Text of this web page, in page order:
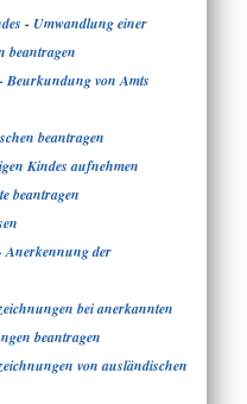
- Umwandlung einer
beantragen
Beurkundung von Amts
beantragen
Kindes aufnehmen
beantragen
Anerkennung der
bei anerkannten
beantragen
von ausländischen